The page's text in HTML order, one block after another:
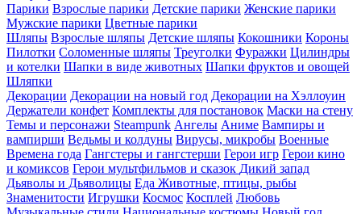
Парики Взрослые парики Детские парики Женские парики
Мужские парики Цветные парики
Шляпы Взрослые шляпы Детские шляпы Кокошники Короны
Пилотки Соломенные шляпы Треуголки Фуражки Цилиндры
и котелки Шапки в виде животных Шапки фруктов и овощей
Шляпки
Декорации Декорации на новый год Декорации на Хэллоуин
Держатели конфет Комплекты для постановок Маски на стену
Темы и персонажи Steampunk Ангелы Аниме Вампиры и
вампирши Ведьмы и колдуны Вирусы, микробы Военные
Времена года Гангстеры и гангстерши Герои игр Герои кино
и комиксов Герои мультфильмов и сказок Дикий запад
Дьяволы и Дьяволицы Еда Животные, птицы, рыбы
Знаменитости Игрушки Космос Косплей Любовь